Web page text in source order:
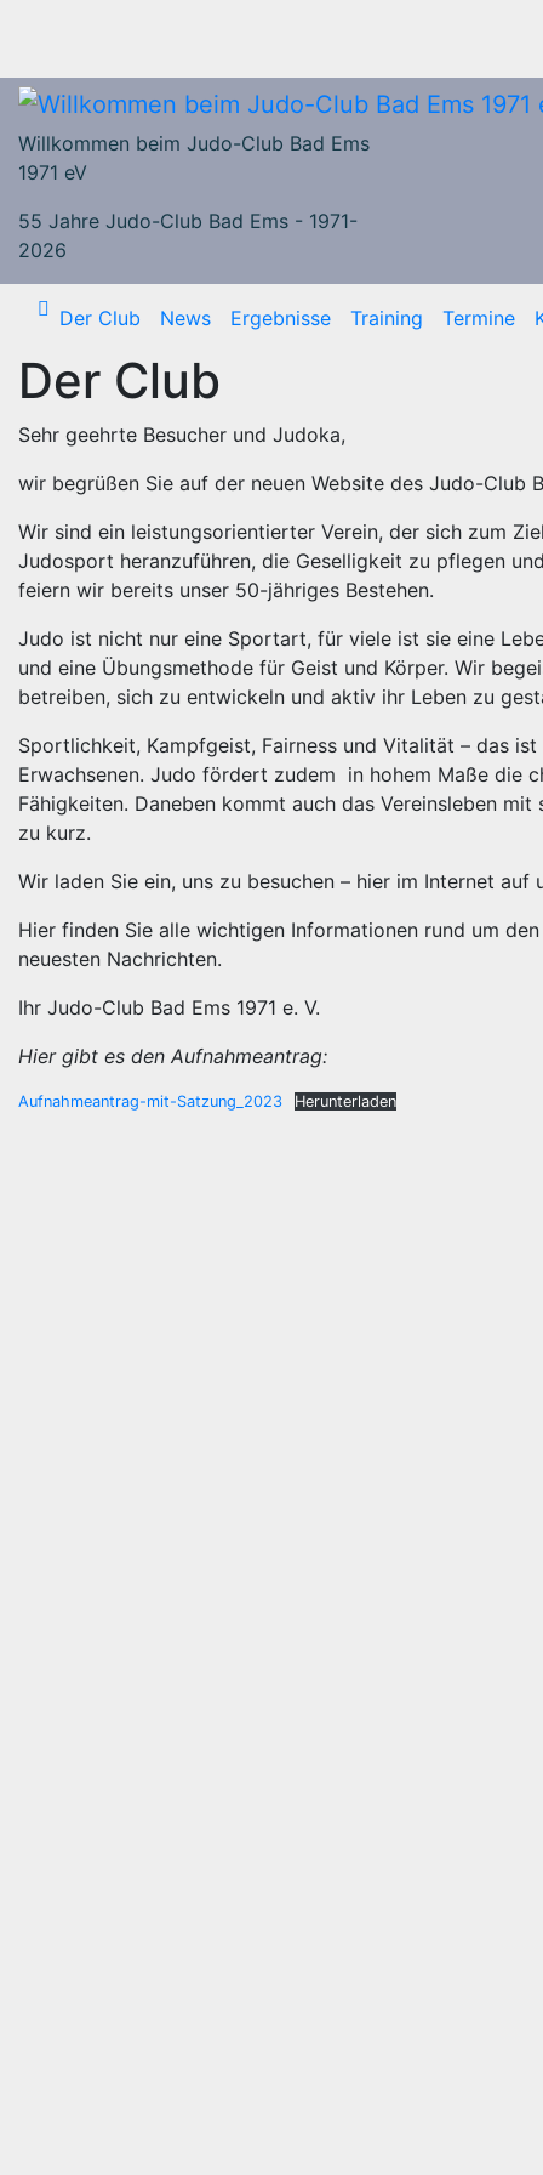
springen
Willkommen beim Judo-Club Bad Ems
1971 eV
55 Jahre Judo-Club Bad Ems - 1971-
2026
Der Club News Ergebnisse Training Termine
Der Club
Sehr geehrte Besucher und Judoka,
wir begrüßen Sie auf der neuen Website des Judo-Club
Wir sind ein leistungsorientierter Verein, der sich zum
Judosport heranzuführen, die Geselligkeit zu pflegen
feiern wir bereits unser 50-jähriges Bestehen.
Judo ist nicht nur eine Sportart, für viele ist sie eine
und eine Übungsmethode für Geist und Körper. Wir
betreiben, sich zu entwickeln und aktiv ihr Leben zu
Sportlichkeit, Kampfgeist, Fairness und Vitalität – das
Erwachsenen. Judo fördert zudem in hohem Maße die
Fähigkeiten. Daneben kommt auch das Vereinsleben
zu kurz.
Wir laden Sie ein, uns zu besuchen – hier im Internet
Hier finden Sie alle wichtigen Informationen rund um
neuesten Nachrichten.
Ihr Judo-Club Bad Ems 1971 e. V.
Hier gibt es den Aufnahmeantrag:
Aufnahmeantrag-mit-Satzung_2023 Herunterladen